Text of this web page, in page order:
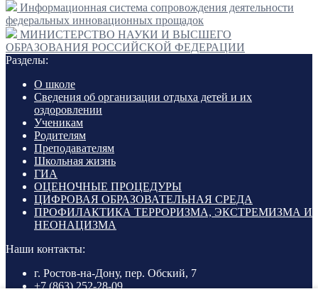
Информационная система сопровождения деятельности
федеральных инновационных прощадок
МИНИСТЕРСТВО НАУКИ И ВЫСШЕГО
ОБРАЗОВАНИЯ РОССИЙСКОЙ ФЕДЕРАЦИИ
Разделы:
О школе
Сведения об организации отдыха детей и их
оздоровлении
Ученикам
Родителям
Преподавателям
Школьная жизнь
ГИА
ОЦЕНОЧНЫЕ ПРОЦЕДУРЫ
ЦИФРОВАЯ ОБРАЗОВАТЕЛЬНАЯ СРЕДА
ПРОФИЛАКТИКА ТЕРРОРИЗМА, ЭКСТРЕМИЗМА И
НЕОНАЦИЗМА
Наши контакты:
г. Ростов-на-Дону, пер. Обский, 7
+7 (863) 252-28-09